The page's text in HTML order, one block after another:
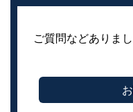
ご質問などありま